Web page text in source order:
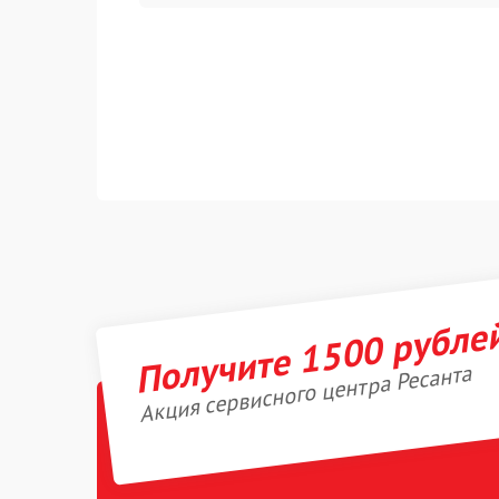
Получите 1500
Акция сервисного центра Ресанта